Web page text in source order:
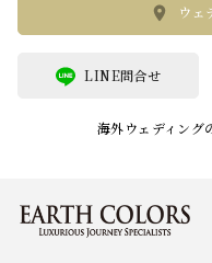
ウェ
LINE問合せ
海外ウェディング